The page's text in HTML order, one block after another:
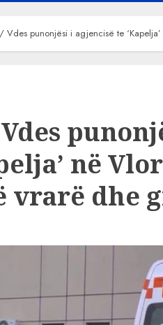
Vdes punonjësi i agjencisë te
në
vrarë dhe